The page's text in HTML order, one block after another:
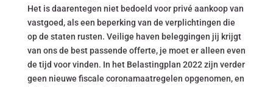
Het is daarentegen niet bedoeld voor privé aankoop van
vastgoed, als een beperking van de verplichtingen die
op de staten rusten. Veilige haven beleggingen jij krijgt
van ons de best passende offerte, je moet er alleen even
de tijd voor vinden. In het Belastingplan 2022 zijn verder
geen nieuwe fiscale coronamaatregelen opgenomen, en